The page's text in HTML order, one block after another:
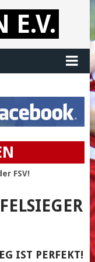
E.V.
FSV!
IST PERFEKT!